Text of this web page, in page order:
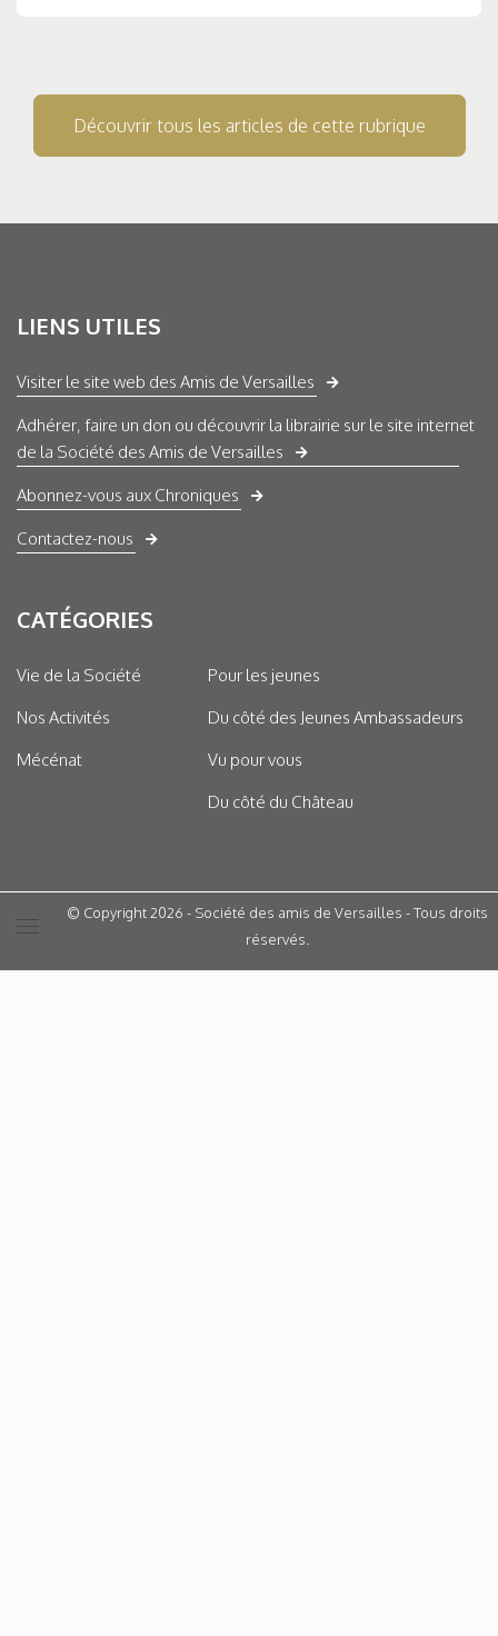
Découvrir tous les articles de cette rubrique
LIENS UTILES
Visiter le site web des Amis de Versailles
Adhérer, faire un don ou découvrir la librairie sur le site internet
de la Société des Amis de Versailles
Abonnez-vous aux Chroniques
Contactez-nous
CATÉGORIES
Vie de la Société
Nos Activités
Mécénat
Pour les jeunes
Du côté des Jeunes Ambassadeurs
Vu pour vous
Du côté du Château
© Copyright 2026 - Société des amis de Versailles - Tous droits
réservés.